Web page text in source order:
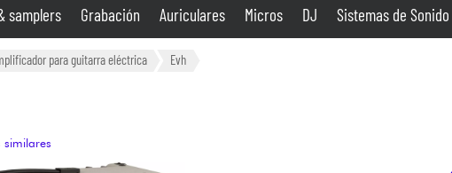
Ampli & Efectos
samplers Grabación Auriculares Micros DJ Sistemas de Sonido
para guitarra eléctrica Evh
similares